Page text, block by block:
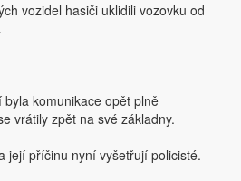
vozidel hasiči uklidili vozovku od
komunikace opět plně
vrátily zpět na své základny.
její příčinu nyní vyšetřují policisté.